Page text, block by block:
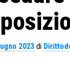
2023di